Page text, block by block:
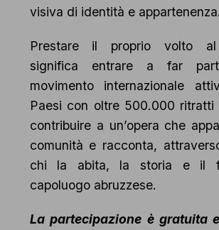
visiva di identità e appartenenza.
Prestare il proprio volto al
significa entrare a far
movimento internazionale
Paesi con oltre 500.000 ritratti
contribuire a un’opera che
comunità e racconta,
chi la abita, la storia e il
capoluogo abruzzese.
La partecipazione è gratuita